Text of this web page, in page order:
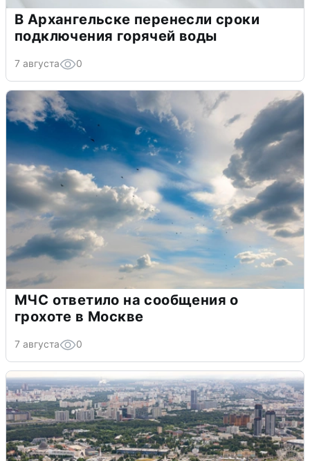
В Архангельске перенесли сроки
подключения горячей воды
7 августа 0
МЧС ответило на сообщения о
грохоте в Москве
7 августа 0